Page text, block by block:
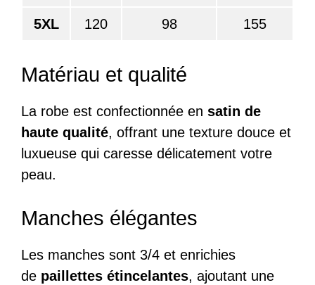
5XL 120 98 155
Matériau et qualité
La robe est confectionnée en satin de
haute qualité, offrant une texture douce et
luxueuse qui caresse délicatement votre
peau.
Manches élégantes
Les manches sont 3/4 et enrichies
de paillettes étincelantes, ajoutant une